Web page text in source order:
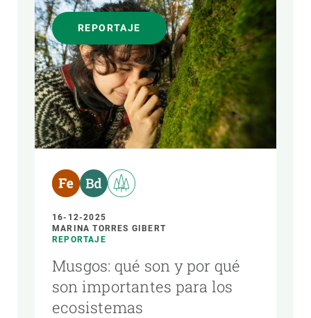
REPORTAJE
16-12-2025
MARINA TORRES GIBERT
REPORTAJE
Musgos: qué son y por qué
son importantes para los
ecosistemas